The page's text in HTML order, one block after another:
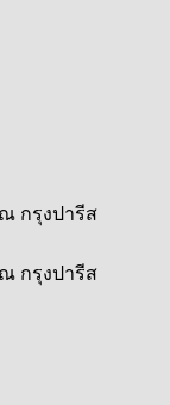
กรุงปารีส
กรุงปารีส